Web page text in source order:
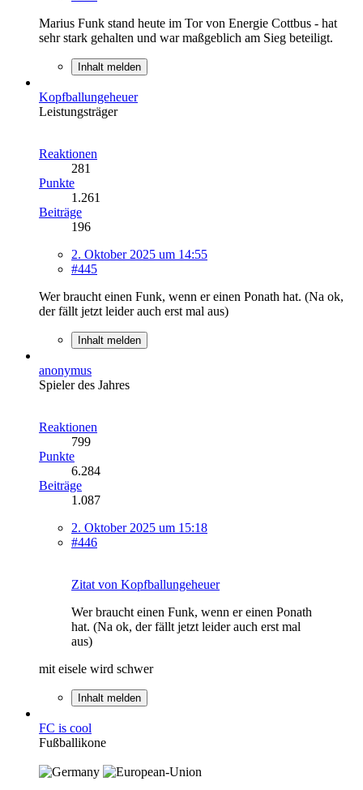
Marius Funk stand heute im Tor von Energie Cottbus - hat
sehr stark gehalten und war maßgeblich am Sieg beteiligt.
Inhalt melden
Kopfballungeheuer
Leistungsträger
Reaktionen
281
Punkte
1.261
Beiträge
196
2. Oktober 2025 um 14:55
#445
Wer braucht einen Funk, wenn er einen Ponath hat. (Na ok,
der fällt jetzt leider auch erst mal aus)
Inhalt melden
anonymus
Spieler des Jahres
Reaktionen
799
Punkte
6.284
Beiträge
1.087
2. Oktober 2025 um 15:18
#446
Zitat von Kopfballungeheuer
Wer braucht einen Funk, wenn er einen Ponath
hat. (Na ok, der fällt jetzt leider auch erst mal
aus)
mit eisele wird schwer
Inhalt melden
FC is cool
Fußballikone